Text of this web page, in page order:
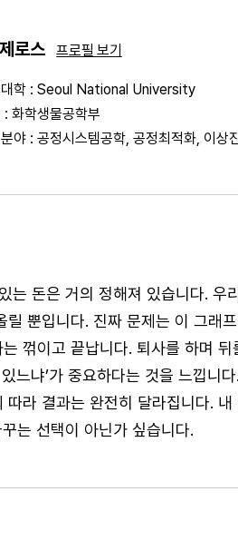
로스 프로필 보기
학 : Seoul National University
: 화학생물공학부
야 : 공정시스템공학, 공정최적화, 이상
는 돈은 거의 정해져 있습니다. 우
뿐입니다. 진짜 문제는 이 그래
꺾이고 끝납니다. 퇴사를 하며
느냐’가 중요하다는 것을 느낍니
따라 결과는 완전히 달라집니다.
는 선택이 아닌가 싶습니다.